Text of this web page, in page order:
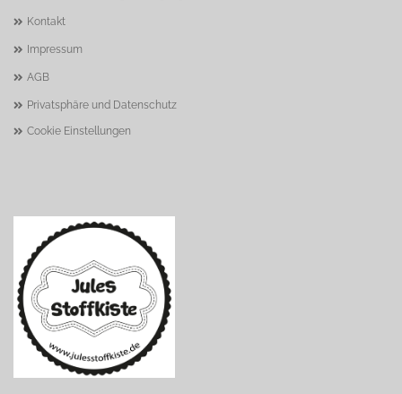
Kontakt
Impressum
AGB
Privatsphäre und Datenschutz
Cookie Einstellungen